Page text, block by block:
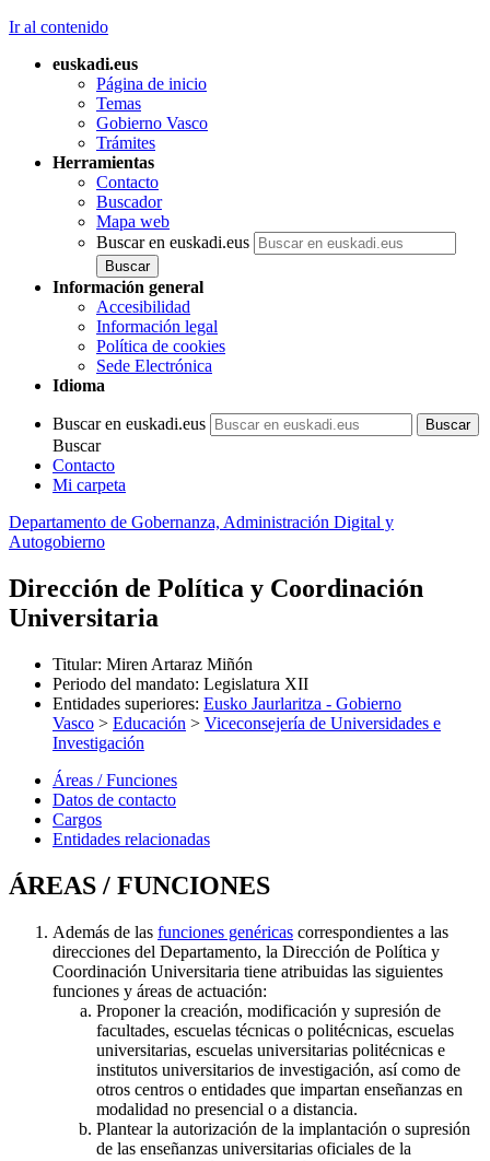
Ir al contenido
euskadi.eus
Página de inicio
Temas
Gobierno Vasco
Trámites
Herramientas
Contacto
Buscador
Mapa web
Buscar en euskadi.eus
Información general
Accesibilidad
Información legal
Política de cookies
Sede Electrónica
Idioma
Buscar en euskadi.eus
Buscar
Contacto
Mi carpeta
Departamento de Gobernanza, Administración Digital y
Autogobierno
Dirección de Política y Coordinación
Universitaria
Titular: Miren Artaraz Miñón
Periodo del mandato: Legislatura XII
Entidades superiores: Eusko Jaurlaritza - Gobierno
Vasco > Educación > Viceconsejería de Universidades e
Investigación
Áreas / Funciones
Datos de contacto
Cargos
Entidades relacionadas
ÁREAS / FUNCIONES
Además de las funciones genéricas correspondientes a las
direcciones del Departamento, la Dirección de Política y
Coordinación Universitaria tiene atribuidas las siguientes
funciones y áreas de actuación:
Proponer la creación, modificación y supresión de
facultades, escuelas técnicas o politécnicas, escuelas
universitarias, escuelas universitarias politécnicas e
institutos universitarios de investigación, así como de
otros centros o entidades que impartan enseñanzas en
modalidad no presencial o a distancia.
Plantear la autorización de la implantación o supresión
de las enseñanzas universitarias oficiales de la